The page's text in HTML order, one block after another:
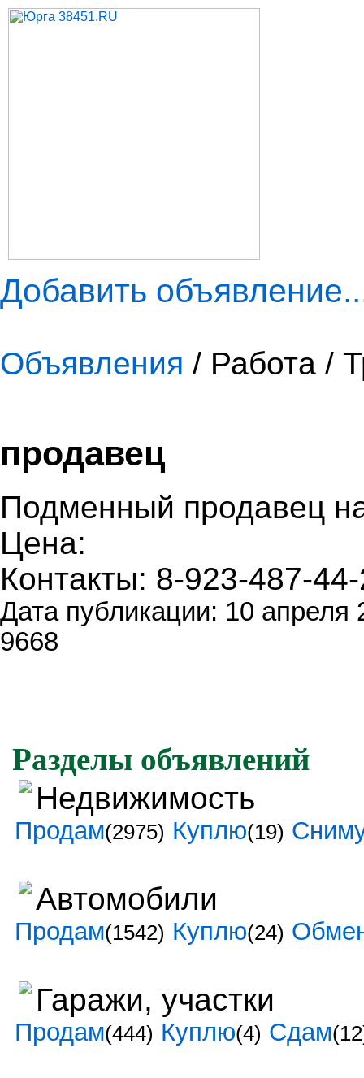
Добавить
Объявления / Работа /
продавец
Подменный продавец
Цена:
Контакты: 8-923-487-
Дата публикации: 10 апреля
9668
Разделы объявлений
Недвижимость
Продам(2975) Куплю(19)
Автомобили
Продам(1542) Куплю(24)
Гаражи, участки
Продам(444) Куплю(4) Сдам